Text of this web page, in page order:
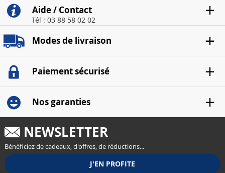
Aide / Contact
Tél : 03 88 58 02 02
Modes de livraison
Paiement sécurisé
Nos garanties
NEWSLETTER
Bénéficiez de cadeaux, d'offres, de réductions...